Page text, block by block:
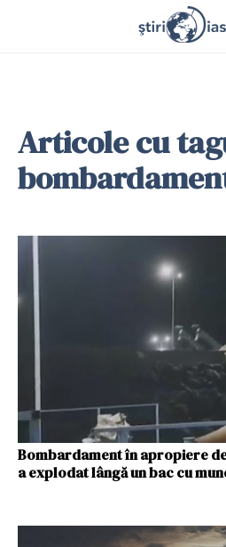
Articole cu
Bombardament în apropiere
a explodat lângă un bac cu